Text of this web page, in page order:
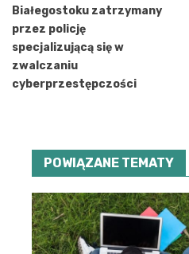
Białegostoku zatrzymany
przez policję
specjalizującą się w
zwalczaniu
cyberprzestępczości
POWIĄZANE TEMATY